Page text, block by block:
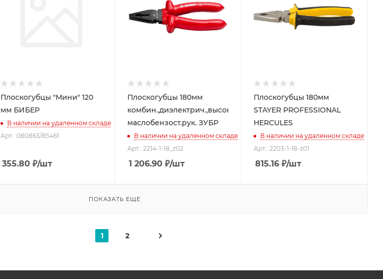
Плоскогубцы "Мини" 120
мм БИБЕР
В наличии на удаленном складе
Арт.: 080863/85461
355.80 ₽/шт
Плоскогубцы 180мм
комбин.,диэлектрич.,высоков,
маслобензост.рук. ЗУБР
В наличии на удаленном складе
Арт.: 2214-1-18_z02
1 206.90₽/шт
Плоскогубцы 180мм
STAYER PROFESSIONAL
HERCULES
В наличии на удаленном складе
Арт.: 2203-1-18-z01
815.16₽/шт
ПОКАЗАТЬ ЕЩЕ
1 2